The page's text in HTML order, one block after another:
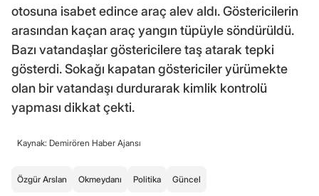
otosuna isabet edince araç alev aldı. Göstericilerin
arasından kaçan araç yangın tüpüyle söndürüldü.
Bazı vatandaşlar göstericilere taş atarak tepki
gösterdi. Sokağı kapatan göstericiler yürümekte
olan bir vatandaşı durdurarak kimlik kontrolü
yapması dikkat çekti.
Kaynak: Demirören Haber Ajansı
Özgür Arslan Okmeydanı Politika Güncel